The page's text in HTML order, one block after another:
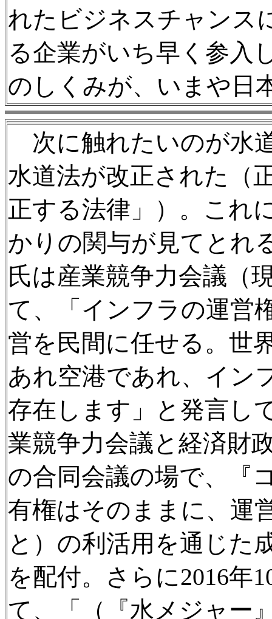
れたビジネスチャンス
る企業がいち早く参
のしくみが、いまや日
次に触れたいのが水
水道法が改正された（
正する法律」）。これ
かりの関与が見てとれ
氏は産業競争力会議（
て、「インフラの運営
営を民間に任せる。世
あれ空港であれ、イン
存在します」と発言し
業競争力会議と経済財
の合同会議の場で、『
有権はそのままに、運
と）の利活用を通じた
を配付。さらに2016年
て、「（『水メジャー